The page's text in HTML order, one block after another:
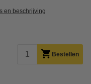
en beschrijving
Bestellen